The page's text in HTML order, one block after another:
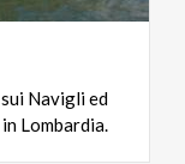
sui Naviglied
in Lombardia.